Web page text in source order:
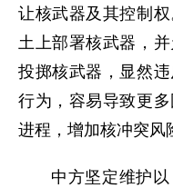
让核武器及其控制
土上部署核武器，并
投掷核武器，显然
行为，容易导致更
进程，增加核冲突风
中方坚定维护